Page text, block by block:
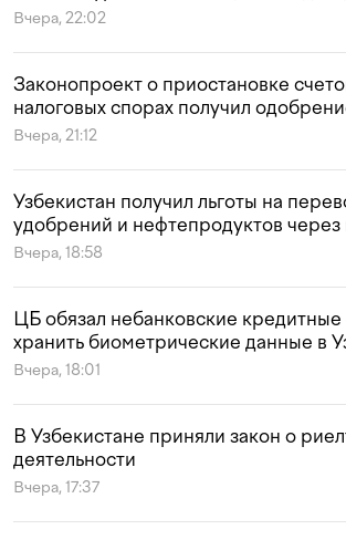
Вчера, 22:02
Законопроект о приостановке
налоговых спорах получил
Вчера, 21:12
Узбекистан получил льготы на
удобрений и нефтепродуктов
Вчера, 18:58
ЦБ обязал небанковские кредитные
хранить биометрические данные в
Вчера, 18:01
В Узбекистане приняли закон о
деятельности
Вчера, 17:37